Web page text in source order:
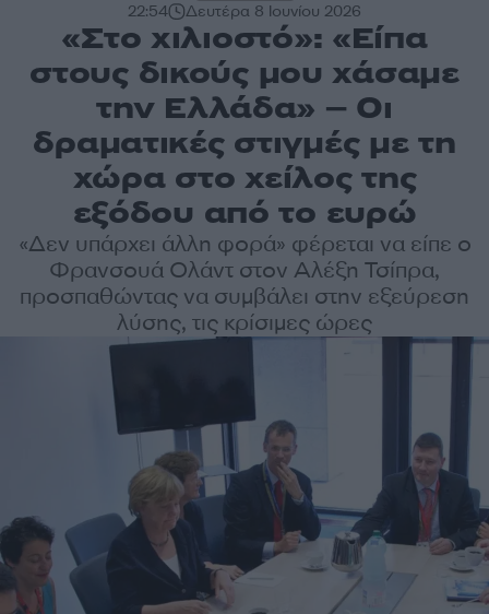
22:54 Δευτέρα 8 Ιουνίου 2026
«Στο χιλιοστό»: «Είπα
στους δικούς μου χάσαμε
την Ελλάδα» – Οι
δραματικές στιγμές με τη
χώρα στο χείλος της
εξόδου από το ευρώ
«Δεν υπάρχει άλλη φορά» φέρεται να είπε ο
Φρανσουά Ολάντ στον Αλέξη Τσίπρα,
προσπαθώντας να συμβάλει στην εξεύρεση
λύσης, τις κρίσιμες ώρες